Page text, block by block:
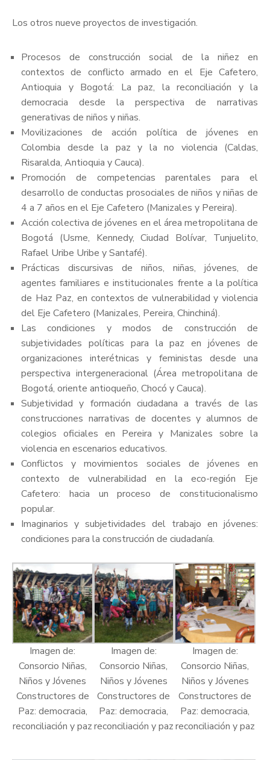
Los otros nueve proyectos de investigación.
Procesos de construcción social de la niñez en
contextos de conflicto armado en el Eje Cafetero,
Antioquia y Bogotá: La paz, la reconciliación y la
democracia desde la perspectiva de narrativas
generativas de niños y niñas.
Movilizaciones de acción política de jóvenes en
Colombia desde la paz y la no violencia (Caldas,
Risaralda, Antioquia y Cauca).
Promoción de competencias parentales para el
desarrollo de conductas prosociales de niños y niñas de
4 a 7 años en el Eje Cafetero (Manizales y Pereira).
Acción colectiva de jóvenes en el área metropolitana de
Bogotá (Usme, Kennedy, Ciudad Bolívar, Tunjuelito,
Rafael Uribe Uribe y Santafé).
Prácticas discursivas de niños, niñas, jóvenes, de
agentes familiares e institucionales frente a la política
de Haz Paz, en contextos de vulnerabilidad y violencia
del Eje Cafetero (Manizales, Pereira, Chinchiná).
Las condiciones y modos de construcción de
subjetividades políticas para la paz en jóvenes de
organizaciones interétnicas y feministas desde una
perspectiva intergeneracional (Área metropolitana de
Bogotá, oriente antioqueño, Chocó y Cauca).
Subjetividad y formación ciudadana a través de las
construcciones narrativas de docentes y alumnos de
colegios oficiales en Pereira y Manizales sobre la
violencia en escenarios educativos.
Conflictos y movimientos sociales de jóvenes en
contexto de vulnerabilidad en la eco-región Eje
Cafetero: hacia un proceso de constitucionalismo
popular.
Imaginarios y subjetividades del trabajo en jóvenes:
condiciones para la construcción de ciudadanía.
Imagen de:
Consorcio Niñas,
Niños y Jóvenes
Constructores de
Paz: democracia,
reconciliación y paz
Imagen de:
Consorcio Niñas,
Niños y Jóvenes
Constructores de
Paz: democracia,
reconciliación y paz
Imagen de:
Consorcio Niñas,
Niños y Jóvenes
Constructores de
Paz: democracia,
reconciliación y paz